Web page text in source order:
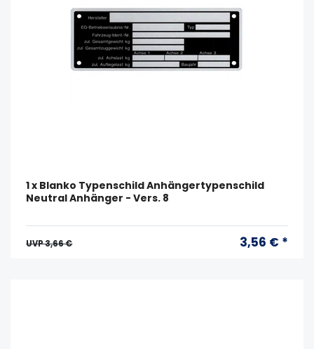
1 x Blanko Typenschild Anhängertypenschild
Neutral Anhänger - Vers. 8
UVP 3,66 € 3,56 € *